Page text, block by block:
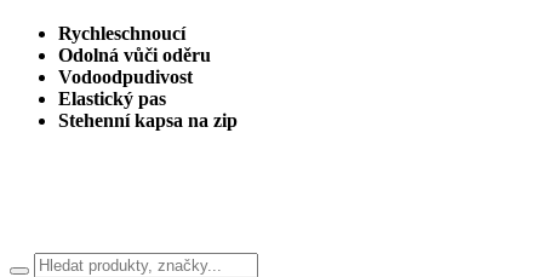
Rychleschnoucí
Odolná vůči oděru
Vodoodpudivost
Elastický pas
Stehenní kapsa na zip